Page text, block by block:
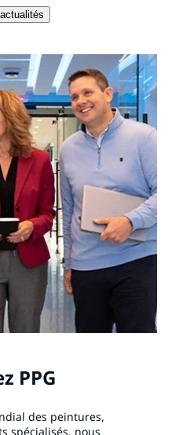
PPG
des peintures,
spécialisés, nous